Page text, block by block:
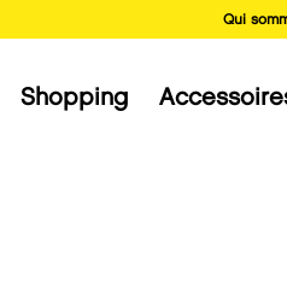
Qui
Shopping